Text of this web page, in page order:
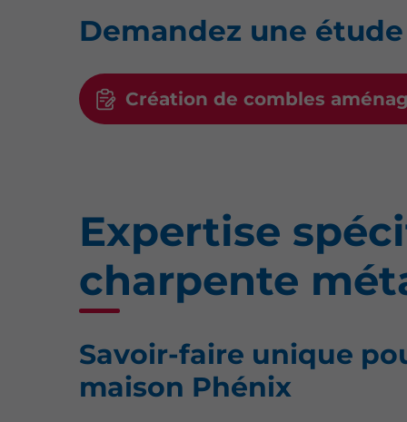
Demandez une
Création de combles
Expertise
charpente
Savoir-faire unique
maison Phénix